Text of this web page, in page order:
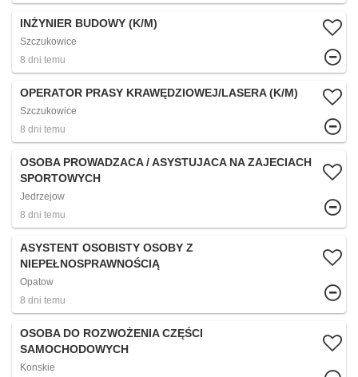
INŻYNIER BUDOWY (K/M)
Szczukowice
8 dni temu
OPERATOR PRASY KRAWĘDZIOWEJ/LASERA (K/M)
Szczukowice
8 dni temu
OSOBA PROWADZACA / ASYSTUJACA NA ZAJECIACH
SPORTOWYCH
Jedrzejow
8 dni temu
ASYSTENT OSOBISTY OSOBY Z
NIEPEŁNOSPRAWNOŚCIĄ
Opatow
8 dni temu
OSOBA DO ROZWOŻENIA CZĘŚCI
SAMOCHODOWYCH
Konskie